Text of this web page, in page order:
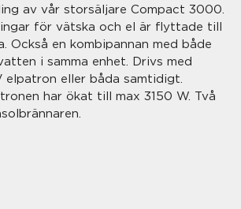
av vår storsäljare Compact 3000.
för vätska och el är flyttade till
Också en kombipannan med både
i samma enhet. Drivs med
elpatron eller båda samtidigt.
har ökat till max 3150 W. Två